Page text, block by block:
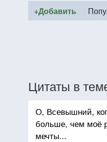
+Добавить
Цитаты в
О, Всевышний,
больше, чем моё
мечты...